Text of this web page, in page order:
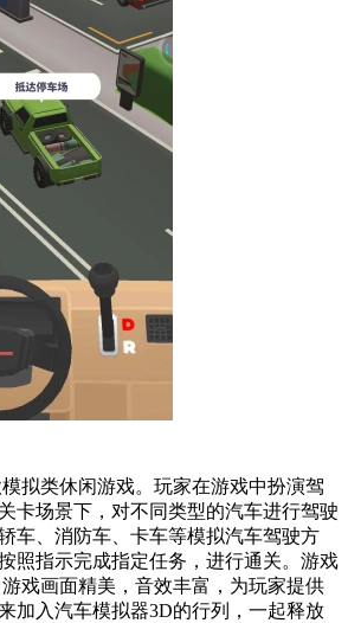
拟类休闲游戏。玩家在游戏中扮演驾
卡场景下，对不同类型的汽车进行驾驶
车、消防车、卡车等模拟汽车驾驶方
照指示完成指定任务，进行通关。游戏
戏画面精美，音效丰富，为玩家提供
加入汽车模拟器3D的行列，一起释放